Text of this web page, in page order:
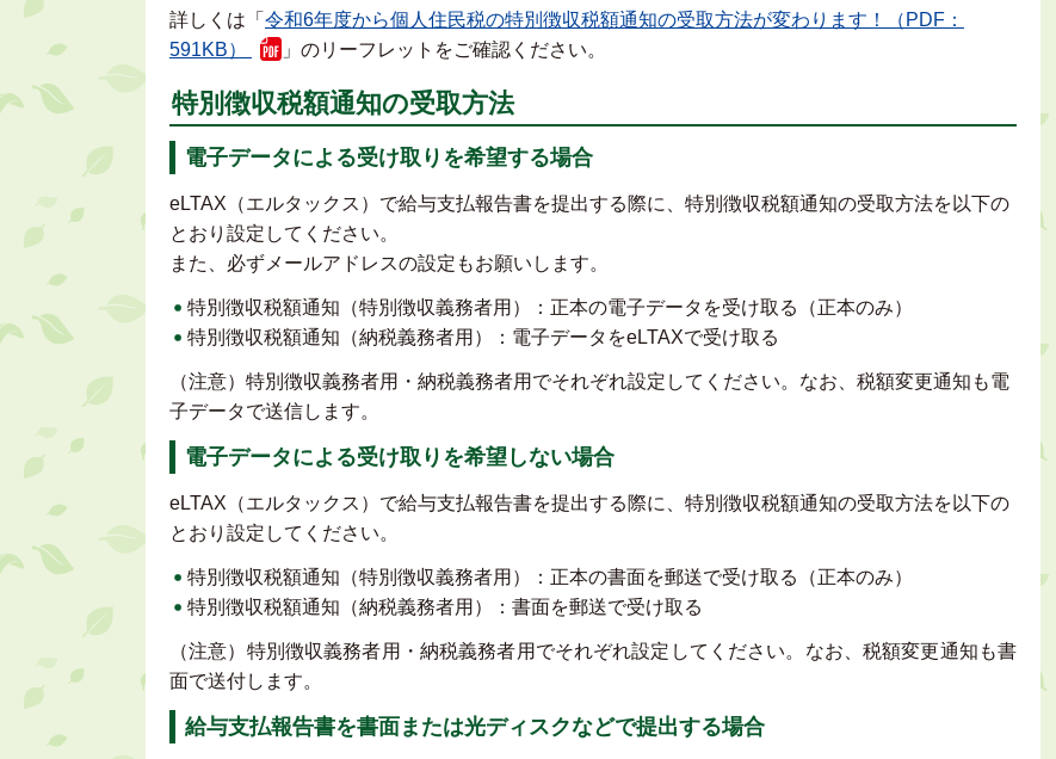
詳しくは「 令和6年度から個人住民税の特別徴収税額通知の受取方法が変わります！（PDF：
591KB）
」のリーフレットをご確認ください。
特別徴収税額通知の受取方法
電子データによる受け取りを希望する場合
eLTAX（エルタックス）で給与支払報告書を提出する際に、特別徴収税額通知の受取方法を以下の
とおり設定してください。
また、必ずメールアドレスの設定もお願いします。
特別徴収税額通知（特別徴収義務者用）：正本の電子データを受け取る（正本のみ）
特別徴収税額通知（納税義務者用）：電子データをeLTAXで受け取る
（注意）特別徴収義務者用・納税義務者用でそれぞれ設定してください。なお、税額変更通知も電
子データで送信します。
電子データによる受け取りを希望しない場合
eLTAX（エルタックス）で給与支払報告書を提出する際に、特別徴収税額通知の受取方法を以下の
とおり設定してください。
特別徴収税額通知（特別徴収義務者用）：正本の書面を郵送で受け取る（正本のみ）
特別徴収税額通知（納税義務者用）：書面を郵送で受け取る
（注意）特別徴収義務者用・納税義務者用でそれぞれ設定してください。なお、税額変更通知も書
面で送付します。
給与支払報告書を書面または光ディスクなどで提出する場合